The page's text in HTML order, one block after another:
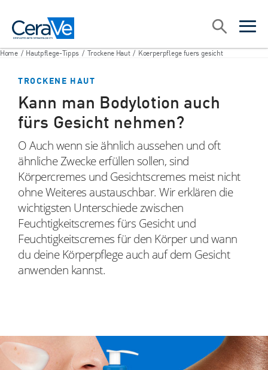
open
open
Suche
Home / Hautpflege-Tipps / Trockene Haut / Koerperpflege fuers gesicht
TROCKENE HAUT
Kann man Bodylotion auch
fürs Gesicht nehmen?
O Auch wenn sie ähnlich aussehen und oft
ähnliche Zwecke erfüllen sollen, sind
Körpercremes und Gesichtscremes meist nicht
ohne Weiteres austauschbar. Wir erklären die
wichtigsten Unterschiede zwischen
Feuchtigkeitscremes fürs Gesicht und
Feuchtigkeitscremes für den Körper und wann
du deine Körperpflege auch auf dem Gesicht
anwenden kannst.